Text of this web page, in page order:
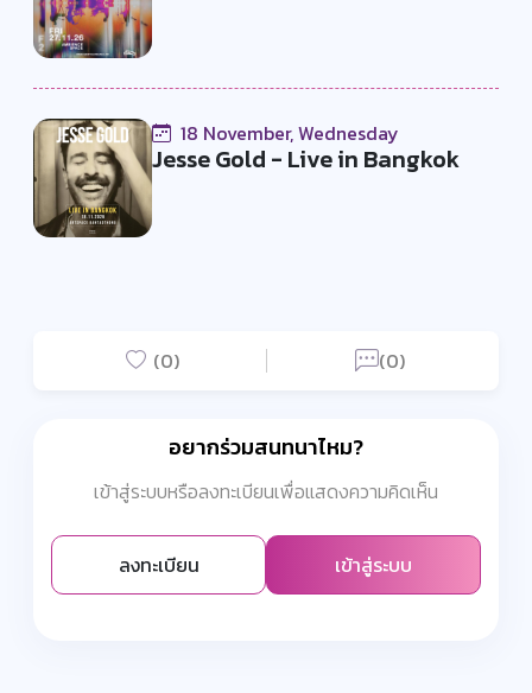
18 November, Wednesday
Jesse Gold - Live in Bangkok
(0) (0)
อยากร่วมสนทนาไหม?
เข้าสู่ระบบหรือลงทะเบียนเพื่อแสดงความคิดเห็น
ลงทะเบียน เข้าสู่ระบบ